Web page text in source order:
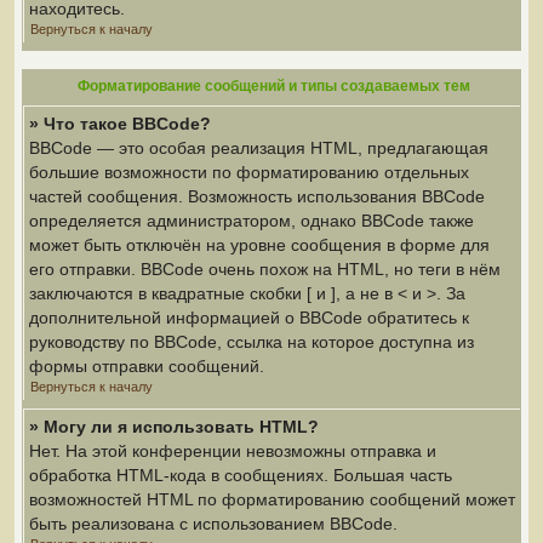
находитесь.
Вернуться к началу
Форматирование сообщений и типы создаваемых тем
» Что такое BBCode?
BBCode — это особая реализация HTML, предлагающая
большие возможности по форматированию отдельных
частей сообщения. Возможность использования BBCode
определяется администратором, однако BBCode также
может быть отключён на уровне сообщения в форме для
его отправки. BBCode очень похож на HTML, но теги в нём
заключаются в квадратные скобки [ и ], а не в < и >. За
дополнительной информацией о BBCode обратитесь к
руководству по BBCode, ссылка на которое доступна из
формы отправки сообщений.
Вернуться к началу
» Могу ли я использовать HTML?
Нет. На этой конференции невозможны отправка и
обработка HTML-кода в сообщениях. Большая часть
возможностей HTML по форматированию сообщений может
быть реализована с использованием BBCode.